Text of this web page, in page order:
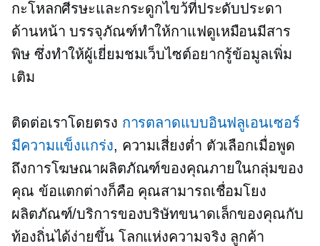
กะโหลกศีรษะและกระดูกไขว้ที่ประดับประดา
ด้านหน้า บรรจุภัณฑ์ทำให้กาแฟดูเหมือนมีสาร
พิษ ซึ่งทำให้ผู้เยี่ยมชมเว็บไซต์อยากรู้ข้อมูลเพิ่ม
เติม
ติดต่อเราโดยตรง การตลาดแบบอินฟลูเอนเซอร์
มีความแข็งแกร่ง, ความเสี่ยงต่ำ ตัวเลือกเมื่อพูด
ถึงการโฆษณาผลิตภัณฑ์ของคุณภายในกลุ่มของ
คุณ ข้อแตกต่างก็คือ คุณสามารถเชื่อมโยง
ผลิตภัณฑ์/บริการของบริษัทขนาดเล็กของคุณกับ
ท้องถิ่นได้ง่ายขึ้น โลกแห่งความจริง ลูกค้า